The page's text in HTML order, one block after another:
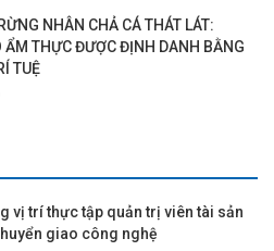
NHÂN CHẢ CÁ THÁT LÁT:
ẨM THỰC ĐƯỢC ĐỊNH DANH BẰNG
TUỆ
vị trí thực tập quản trị viên tài sản
giao công nghệ